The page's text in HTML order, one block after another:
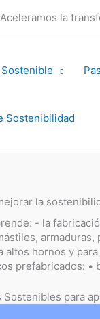
Aceleramos la
Sostenibilidad
la
- la
altos hornos y
prefabricados: •
Sostenibles para